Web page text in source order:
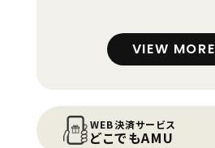
VIEW MORE
WEB決済サービス
どこでもAMU